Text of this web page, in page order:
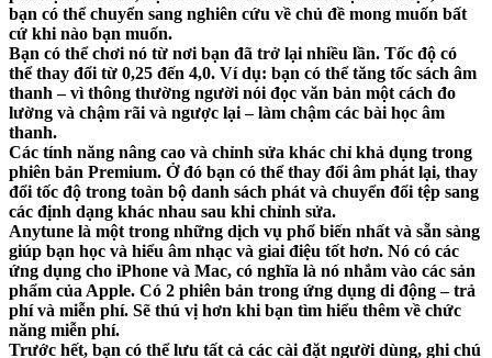
bạn có thể chuyển sang nghiên cứu về chủ đề mong muốn bất
cứ khi nào bạn muốn.
Bạn có thể chơi nó từ nơi bạn đã trở lại nhiều lần. Tốc độ có
thể thay đổi từ 0,25 đến 4,0. Ví dụ: bạn có thể tăng tốc sách âm
thanh – vì thông thường người nói đọc văn bản một cách đo
lường và chậm rãi và ngược lại – làm chậm các bài học âm
thanh.
Các tính năng nâng cao và chỉnh sửa khác chỉ khả dụng trong
phiên bản Premium. Ở đó bạn có thể thay đổi âm phát lại, thay
đổi tốc độ trong toàn bộ danh sách phát và chuyển đổi tệp sang
các định dạng khác nhau sau khi chỉnh sửa.
Anytune là một trong những dịch vụ phổ biến nhất và sẵn sàng
giúp bạn học và hiểu âm nhạc và giai điệu tốt hơn. Nó có các
ứng dụng cho iPhone và Mac, có nghĩa là nó nhắm vào các sản
phẩm của Apple. Có 2 phiên bản trong ứng dụng di động – trả
phí và miễn phí. Sẽ thú vị hơn khi bạn tìm hiểu thêm về chức
năng miễn phí.
Trước hết, bạn có thể lưu tất cả các cài đặt người dùng, ghi chú